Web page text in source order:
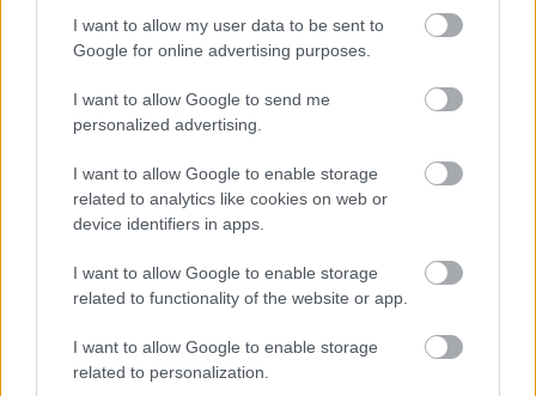
I want to allow my user data to be sent to
Google for online advertising purposes.
I want to allow Google to send me
personalized advertising.
I want to allow Google to enable storage
related to analytics like cookies on web or
device identifiers in apps.
I want to allow Google to enable storage
related to functionality of the website or app.
I want to allow Google to enable storage
related to personalization.
Event 11: 15. mars, Birkebeinerrennet (Grand
Classic)
Event 12: 22. mars, Marcialonga Bodø
Event 13: 29. mars, Reistadløpet
Se også:Rekordmange kvinnelige Pro Team-